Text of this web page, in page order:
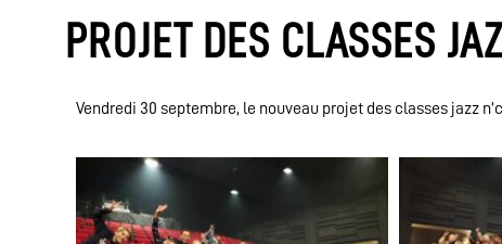
PROJET DES CLASSES
Vendredi 30 septembre, le nouveau projet des classes jazz